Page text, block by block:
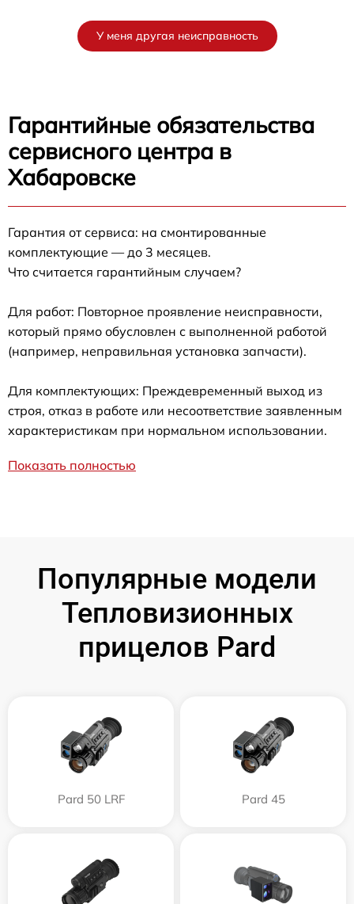
У меня другая неисправность
Гарантийные обязательства
сервисного центра в
Хабаровске
Гарантия от сервиса: на смонтированные
комплектующие — до 3 месяцев.
Что считается гарантийным случаем?
Для работ: Повторное проявление неисправности,
который прямо обусловлен с выполненной работой
(например, неправильная установка запчасти).
Для комплектующих: Преждевременный выход из
строя, отказ в работе или несоответствие заявленным
характеристикам при нормальном использовании.
Показать полностью
Популярные модели
Тепловизионных
прицелов Pard
Pard 50 LRF Pard 45